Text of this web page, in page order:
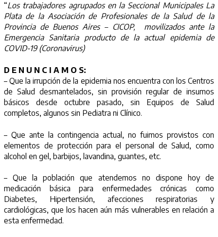
“Los trabajadores agrupados en la Seccional Municipales La
Plata de la Asociación de Profesionales de la Salud de la
Provincia de Buenos Aires – CICOP, movilizados ante la
Emergencia Sanitaria producto de la actual epidemia de
COVID-19 (Coronavirus)
D E N U N C I A M O S:
– Que la irrupción de la epidemia nos encuentra con los Centros
de Salud desmantelados, sin provisión regular de insumos
básicos desde octubre pasado, sin Equipos de Salud
completos, algunos sin Pediatra ni Clínico.
– Que ante la contingencia actual, no fuimos provistos con
elementos de protección para el personal de Salud, como
alcohol en gel, barbijos, lavandina, guantes, etc.
– Que la población que atendemos no dispone hoy de
medicación básica para enfermedades crónicas como
Diabetes, Hipertensión, afecciones respiratorias y
cardiológicas, que los hacen aún más vulnerables en relación a
esta enfermedad.